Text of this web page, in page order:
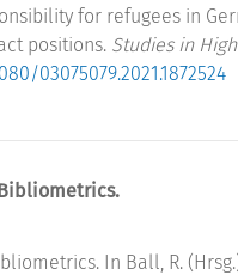
for refugees in
positions. Studies in
03075079.2021.1872524
In Ball, R.